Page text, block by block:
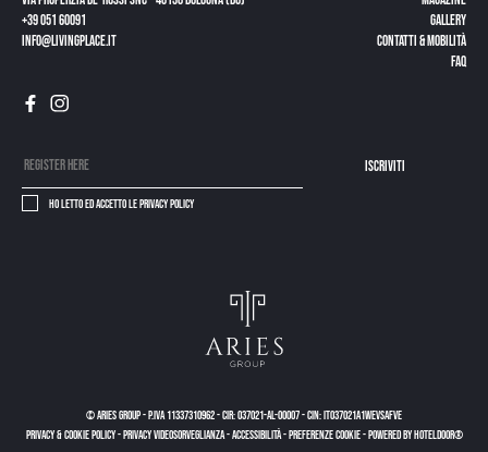
+39 051 60091
info@livingplace.it
Gallery
Contatti & Mobilità
Faq
Iscriviti
Ho letto ed accetto le privacy policy
© Aries Group- P.IVA 11337310962-CIR: 037021-AL-00007-CIN: IT037021A1WEVSAFVE
PRIVACY & COOKIE POLICY- PRIVACY VIDEOSORVEGLIANZA-ACCESSIBILITÀ- PREFERENZE COOKIE- Powered by Hoteldoor®